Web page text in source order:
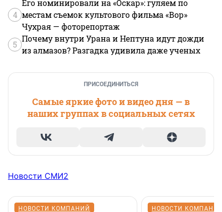
4
Его номинировали на «Оскар»: гуляем по
местам съемок культового фильма «Вор»
Чухрая — фоторепортаж
5
Почему внутри Урана и Нептуна идут дожди
из алмазов? Разгадка удивила даже ученых
ПРИСОЕДИНИТЬСЯ
Самые яркие фото и видео дня — в
наших группах в социальных сетях
Новости СМИ2
НОВОСТИ КОМПАНИЙ НОВОСТИ